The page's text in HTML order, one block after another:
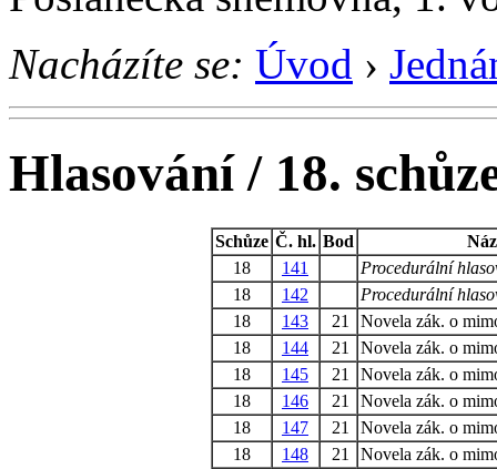
Nacházíte se: Úvod ›
Hlasování / 18.
Schůze Č. hl. Bod
18
141
Procedurální
18
142
Procedurální
18
143 21
Novela zák. o
18
144 21
Novela zák. o
18
145 21
Novela zák. o
18
146 21
Novela zák. o
18
147 21
Novela zák. o
18
148 21
Novela zák. o